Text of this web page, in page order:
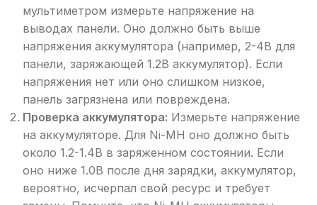
мультиметром измерьте напряжение на
выводах панели. Оно должно быть выше
напряжения аккумулятора (например, 2-4В для
панели, заряжающей 1.2В аккумулятор). Если
напряжения нет или оно слишком низкое,
панель загрязнена или повреждена.
Проверка аккумулятора: Измерьте напряжение
на аккумуляторе. Для Ni-MH оно должно быть
около 1.2-1.4В в заряженном состоянии. Если
оно ниже 1.0В после дня зарядки, аккумулятор,
вероятно, исчерпал свой ресурс и требует